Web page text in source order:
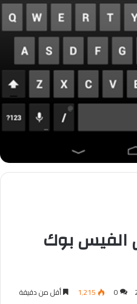
الفيس بوك
0 1٬215 أقل من دقيقة